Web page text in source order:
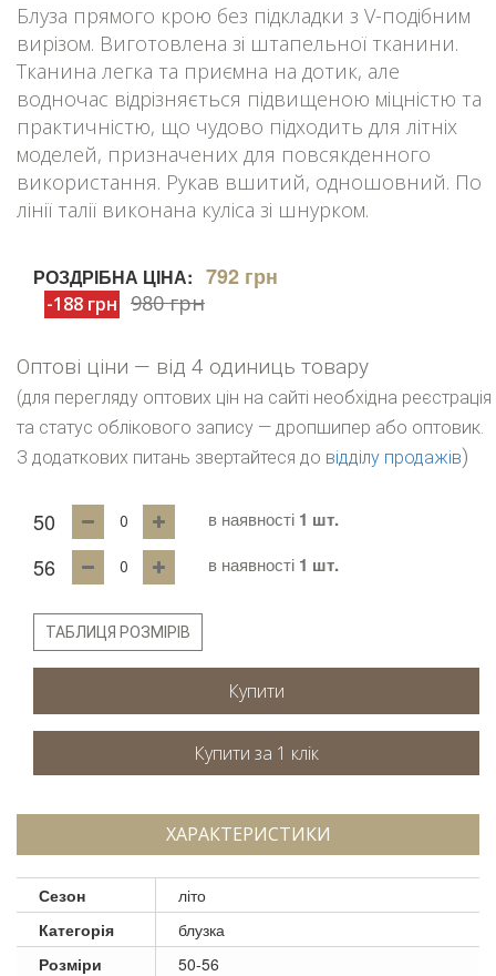
Блуза прямого крою без підкладки з V-подібним
вирізом. Виготовлена зі штапельної тканини.
Тканина легка та приємна на дотик, але
водночас відрізняється підвищеною міцністю та
практичністю, що чудово підходить для літніх
моделей, призначених для повсякденного
використання. Рукав вшитий, одношовний. По
лінії талії виконана куліса зі шнурком.
РОЗДРІБНА ЦІНА: 792 грн
-188 грн 980 грн
Оптові ціни — від 4 одиниць товару
(для перегляду оптових цін на сайті необхідна реєстрація
та статус облікового запису — дропшипер або оптовик.
З додаткових питань звертайтеся до відділу продажів)
50 в наявності 1 шт.
56 в наявності 1 шт.
ТАБЛИЦЯ РОЗМІРІВ
Купити
ХАРАКТЕРИСТИКИ
Сезон
літо
Категорія
блузка
Розміри
50-56